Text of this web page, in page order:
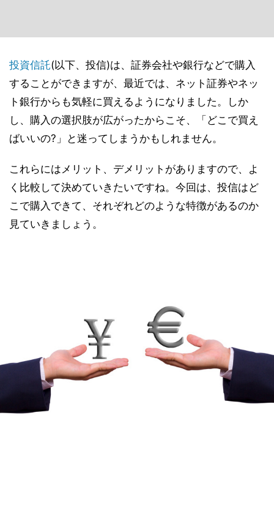
投資信託(以下、投信)は、証券会社や銀行などで購入
することができますが、最近では、ネット証券やネッ
ト銀行からも気軽に買えるようになりました。しか
し、購入の選択肢が広がったからこそ、「どこで買え
ばいいの?」と迷ってしまうかもしれません。
これらにはメリット、デメリットがありますので、よ
く比較して決めていきたいですね。今回は、投信はど
こで購入できて、それぞれどのような特徴があるのか
見ていきましょう。